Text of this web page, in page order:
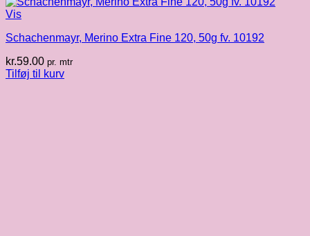
Vis
Schachenmayr, Merino Extra Fine 120, 50g fv. 10192
kr.59.00 pr. mtr
Tilføj til kurv